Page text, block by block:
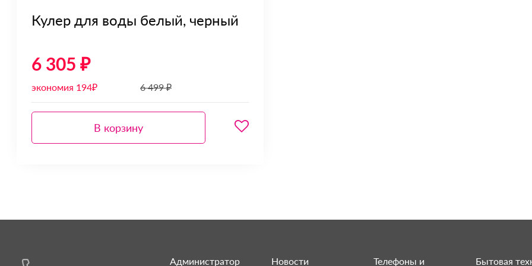
Кулер для воды белый, черный
6 305 ₽
экономия 194₽ 6 499 ₽
В корзину
Администратор
Новости
Телефоны и
Бытовая